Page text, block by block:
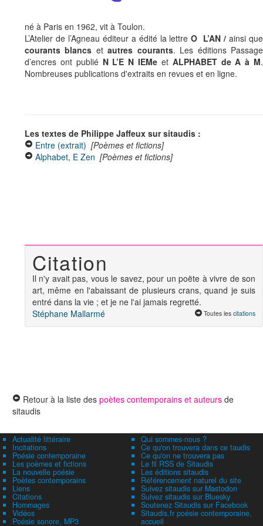
né à Paris en 1962, vit à Toulon.
L’Atelier de l’Agneau éditeur a édité la lettreO L’AN / ainsi que
courants blancs etautres courants. Les éditions Passage
d’encres ont publié N L’E N IEMe et ALPHABET de A à M.
Nombreuses publications d'extraits en revues et en ligne.
Les textes de Philippe Jaffeux sur sitaudis :
Entre (extrait) [Poèmes et fictions]
Alphabet, E Zen [Poèmes et fictions]
Citation
Il n'y avait pas, vous le savez, pour un poëte à vivre de son
art, même en l'abaissant de plusieurs crans, quand je suis
entré dans la vie ; et je ne l'ai jamais regretté.
Stéphane Mallarmé
Toutes les citations
Retour à la liste des poètes contemporains et auteurs de
sitaudis
Actualité littéraire
Incitations
Poésie contemporaine
Les poèmes et fictions
La nouvelle poésie
Poètes contemporains
Liens
Citations
Hommages
Vidéos
Poésie sonore, MP3
Qui sommes-nous ?
Ce qu'on trouvera dans ce taudis
Ce qu'on ne trouvera pas
Le fil RSS de Sitaudis
Les éditions sitaudis
Référencement naturel du site
Suivez sitaudis sur Mastodon
Suivez sitaudis sur Bluesky
Soutenez Sitaudis sur Facebook
Sitaudis.fr poésie contemporaine,
accueil